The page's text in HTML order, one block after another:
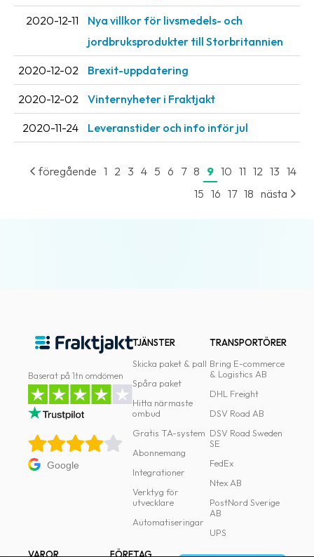
Allmänna
villkor
Integritet
och
farligt
innehåll
2020-12-11
Nya villkor för livsmedels- och
jordbruksprodukter till Storbritannien
2020-12-02 Brexit-uppdatering
2020-12-02 Vinternyheter i Fraktjakt
2020-11-24 Leveranstider och info inför jul
föregående 1 2 3 4 5 6 7 8 9 10 11 12 13 14
15 16 17 18 nästa
Baserat på 1tn omdömen
Google
TJÄNSTER
Skicka paket & pall
Spåra paket
Hitta närmaste
ombud
Gratis TA-system
Abonnemang
Integrationer
Verktyg för
utvecklare
Automatiseringar
TRANSPORTÖRER
Bring E-commerce
& Logistics AB
DHL Freight
DSV Road AB
DSV Road Sweden
SE
FedEx
Ntex AB
PostNord Sverige
AB
UPS
VAROR
FÖRETAG